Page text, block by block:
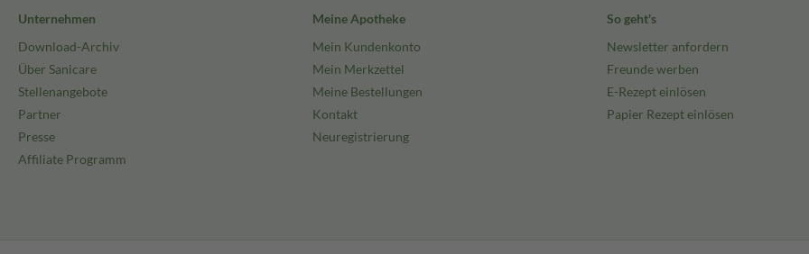
Unternehmen
Download-Archiv
Über Sanicare
Stellenangebote
Partner
Presse
Affiliate Programm
Meine Apotheke
Mein Kundenkonto
Mein Merkzettel
Meine Bestellungen
Kontakt
Neuregistrierung
So geht's
Newsletter anfordern
Freunde werben
E-Rezept einlösen
Papier Rezept einlösen